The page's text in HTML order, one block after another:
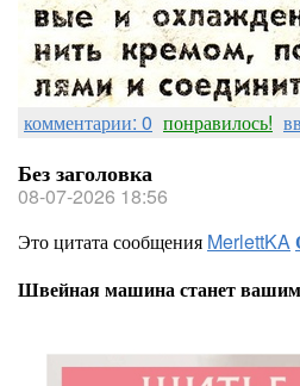
комментарии: 0 понравилось!
Без заголовка
08-07-2026 18:56
Это цитата сообщения MerlettKA
Швейная машина станет